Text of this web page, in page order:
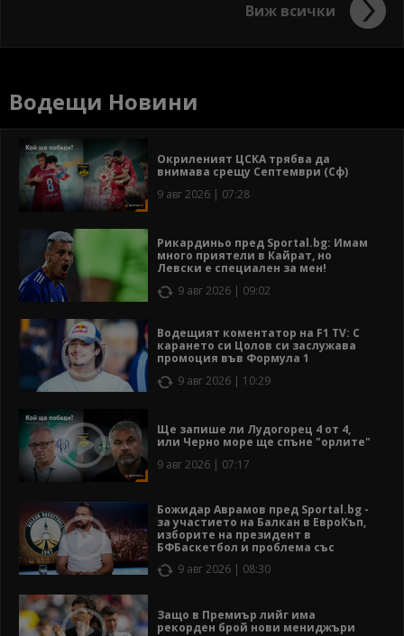
Виж всички
Водещи Новини
Окриленият ЦСКА трябва да
внимава срещу Септември (Сф)
9 авг 2026 | 07:28
Рикардиньо пред Sportal.bg: Имам
много приятели в Кайрат, но
Левски е специален за мен!
9 авг 2026 | 09:02
Водещият коментатор на F1 TV: С
карането си Цолов си заслужава
промоция във Формула 1
9 авг 2026 | 10:29
Ще запише ли Лудогорец 4 от 4,
или Черно море ще спъне "орлите"
9 авг 2026 | 07:17
Божидар Аврамов пред Sportal.bg -
за участието на Балкан в ЕвроКъп,
изборите на президент в
БФБаскетбол и проблема със
9 авг 2026 | 08:30
Защо в Премиър лийг има
рекорден брой нови мениджъри